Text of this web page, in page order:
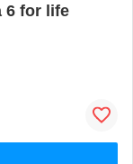
6 for life